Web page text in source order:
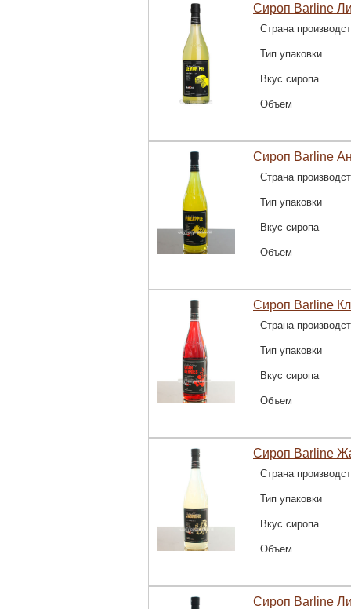
Сироп Barline
Страна
Тип упаковки
Вкус сиропа
Объем
Сироп Barline
Страна
Тип упаковки
Вкус сиропа
Объем
Сироп Barline
Страна
Тип упаковки
Вкус сиропа
Объем
Сироп Barline
Страна
Тип упаковки
Вкус сиропа
Объем
Сироп Barline